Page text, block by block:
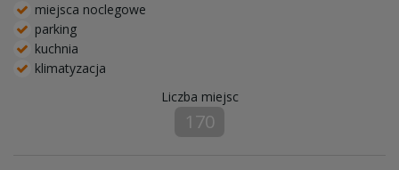
miejsca noclegowe
parking
kuchnia
klimatyzacja
Liczba miejsc
170